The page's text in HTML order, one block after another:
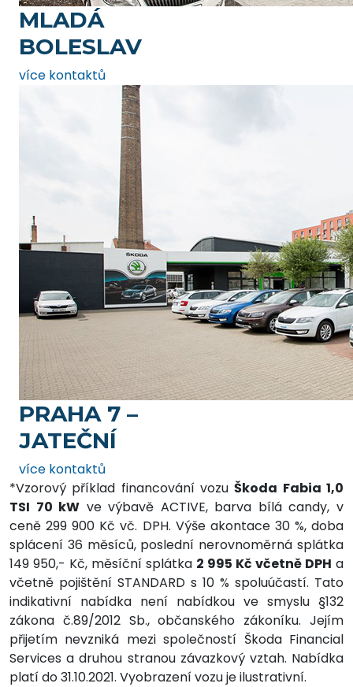
MLADÁ
BOLESLAV
více kontaktů
PRAHA 7 –
JATEČNÍ
více kontaktů
*Vzorový příklad financování vozuŠkoda Fabia 1,0
TSI 70 kW ve výbavě ACTIVE, barva bílá candy, v
ceně 299 900 Kč vč. DPH. Výše akontace 30 %, doba
splácení 36 měsíců, poslední nerovnoměrná splátka
149 950,- Kč, měsíční splátka 2 995 Kč včetně DPH a
včetně pojištění STANDARD s 10 % spoluúčastí. Tato
indikativní nabídka není nabídkou ve smyslu §132
zákona č.89/2012 Sb., občanského zákoníku. Jejím
přijetím nevzniká mezi společností Škoda Financial
Services a druhou stranou závazkový vztah. Nabídka
platí do 31.10.2021. Vyobrazení vozu je ilustrativní.